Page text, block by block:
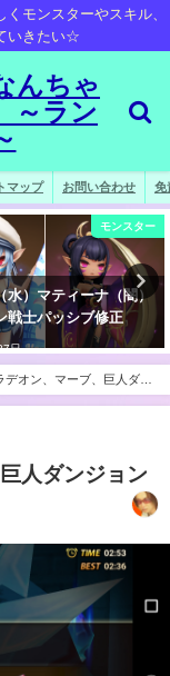
モンスターやスキル、
いきたい☆
んちゃ
～ラン
マップ お問い合わせ 免
モンスター
水）マティーナ（闇）
戦士パッシブ修正
日
デオン、マーブ、巨人ダン
人ダンジョン